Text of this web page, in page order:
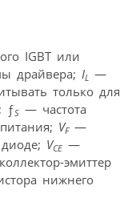
IGBT или
драйвера; IL —
только для
ƒS — частота
VF—
VCE —
эмиттер
нижнего